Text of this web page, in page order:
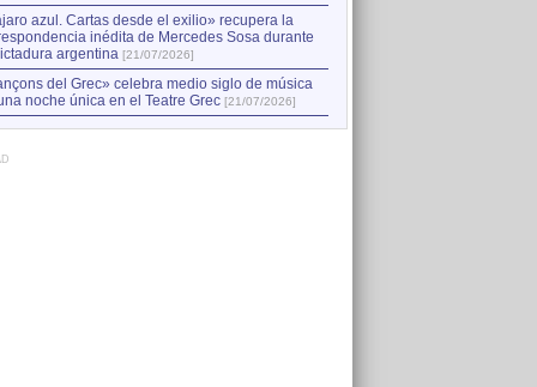
azul. Cartas desde el exilio» recupera la
inédita de Mercedes Sosa durante
argentina [21/07/2026]
del Grec» celebra medio siglo de música
noche única en el Teatre Grec [21/07/2026]